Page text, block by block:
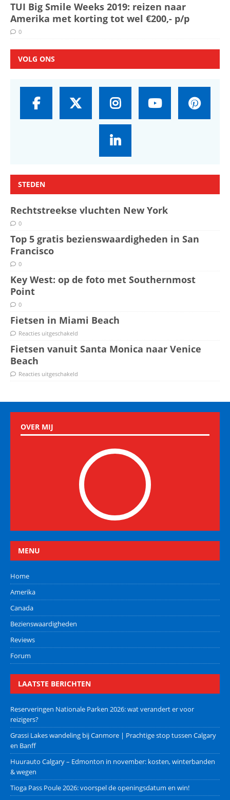
TUI Big Smile Weeks 2019: reizen naar
Amerika met korting tot wel €200,- p/p
0
VOLG ONS
STEDEN
Rechtstreekse vluchten New York
0
Top 5 gratis bezienswaardigheden in San
Francisco
0
Key West: op de foto met Southernmost
Point
0
Fietsen in Miami Beach
Reacties uitgeschakeld
Fietsen vanuit Santa Monica naar Venice
Beach
Reacties uitgeschakeld
OVER MIJ
MENU
Home
Amerika
Canada
Bezienswaardigheden
Reviews
Forum
LAATSTE BERICHTEN
Reserveringen Nationale Parken 2026: wat verandert er voor
reizigers?
Grassi Lakes wandeling bij Canmore | Prachtige stop tussen Calgary
en Banff
Huurauto Calgary – Edmonton in november: kosten, winterbanden
& wegen
Tioga Pass Poule 2026: voorspel de openingsdatum en win!